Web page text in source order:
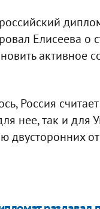
Елисеева о
активное
Россия
нее, так и для
двусторонних